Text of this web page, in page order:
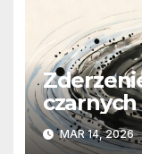
czarnych
potężny
MAR 14, 2026